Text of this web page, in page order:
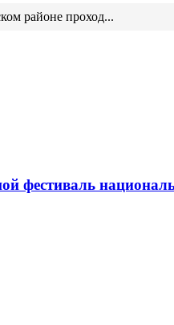
районе проход...
фестиваль